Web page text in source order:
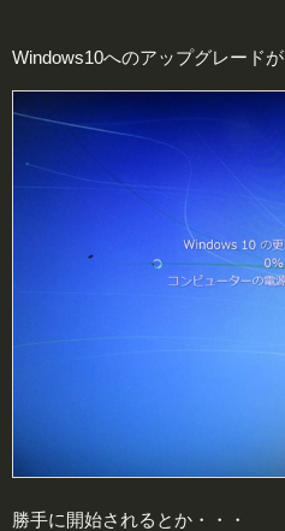
Windows10へのアップグレードが
勝手に開始されるとか・・・